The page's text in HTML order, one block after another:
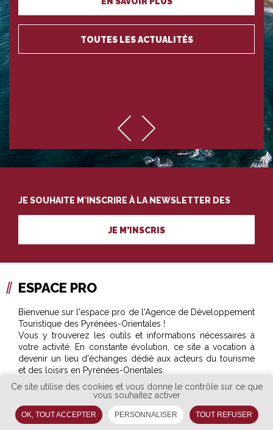
Ce site utilise des cookies et vous donne le contrôle sur ce que
vous souhaitez activer
OK, TOUT ACCEPTER PERSONNALISER TOUT REFUSER
TOUTES LES ACTUALITÉS
JE SOUHAITE M'INSCRIRE À LA NEWSLETTER DES
PROFESSIONNELS DU TOURISME
JE M'INSCRIS
ESPACE PRO
Bienvenue sur l'espace pro de l'Agence de Développement
Touristique des Pyrénées-Orientales !
Vous y trouverez les outils et informations nécessaires à
votre activité. En constante évolution, ce site a vocation à
devenir un lieu d'échanges dédié aux acteurs du tourisme
et des loisirs en Pyrénées-Orientales.